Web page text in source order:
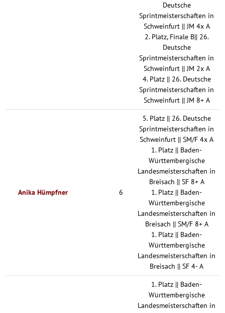
Deutsche
Sprintmeisterschaften in
Schweinfurt || JM 4x A
2. Platz, Finale B|| 26.
Deutsche
Sprintmeisterschaften in
Schweinfurt || JM 2x A
4. Platz || 26. Deutsche
Sprintmeisterschaften in
Schweinfurt || JM 8+ A
Anika Hümpfner 6
5. Platz || 26. Deutsche
Sprintmeisterschaften in
Schweinfurt || SM/F 4x A
1. Platz || Baden-
Württembergische
Landesmeisterschaften in
Breisach || SF 8+ A
1. Platz || Baden-
Württembergische
Landesmeisterschaften in
Breisach || SM/F 8+ A
1. Platz || Baden-
Württembergische
Landesmeisterschaften in
Breisach || SF 4- A
1. Platz || Baden-
Württembergische
Landesmeisterschaften in